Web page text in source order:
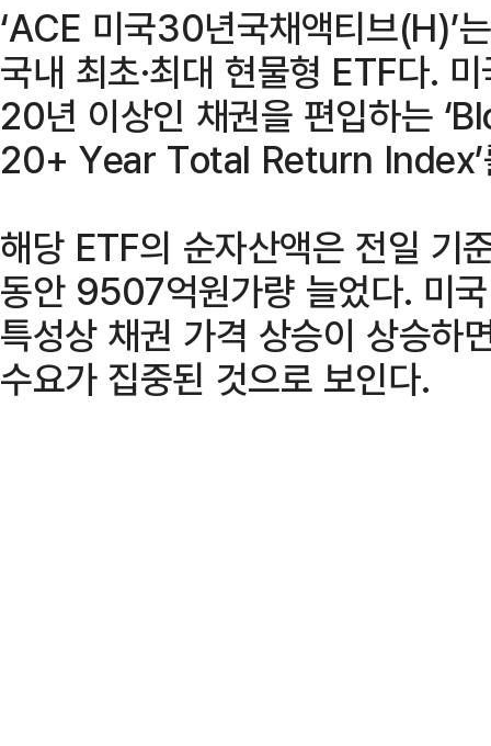
‘ACE 미국30년국채액티브(H)’
국내 최초·최대 현물형 ETF다.
20년 이상인 채권을 편입하는
20+ Year Total Return Index’
해당 ETF의 순자산액은 전일 기
동안 9507억원가량 늘었다. 미
특성상 채권 가격 상승이 상승하
수요가 집중된 것으로 보인다.